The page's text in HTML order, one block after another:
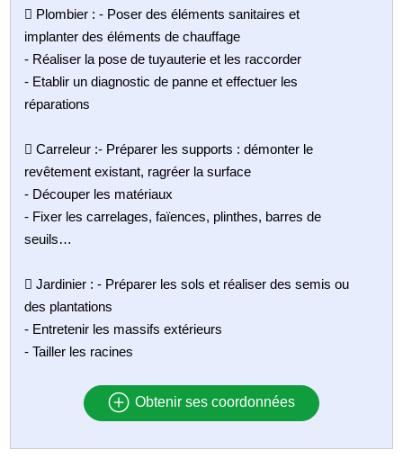
 Plombier : - Poser des éléments sanitaires et
implanter des éléments de chauffage
- Réaliser la pose de tuyauterie et les raccorder
- Etablir un diagnostic de panne et effectuer les
réparations
 Carreleur :- Préparer les supports : démonter le
revêtement existant, ragréer la surface
- Découper les matériaux
- Fixer les carrelages, faïences, plinthes, barres de
seuils…
 Jardinier : - Préparer les sols et réaliser des semis ou
des plantations
- Entretenir les massifs extérieurs
- Tailler les racines
Obtenir ses coordonnées